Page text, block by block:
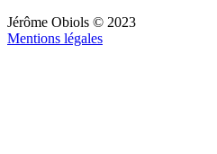
Jérôme Obiols © 2023
Mentions légales